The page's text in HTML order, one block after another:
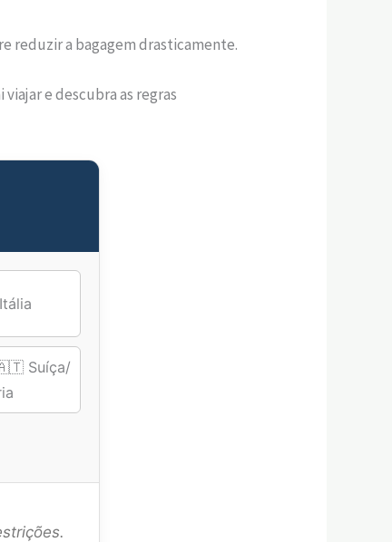
reduzir a bagagem drasticamente.
e descubra as regras
Suíça/